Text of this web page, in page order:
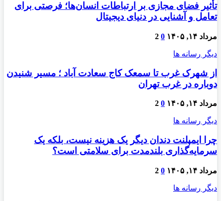
تأثیر فضای مجازی بر ارتباطات انسان‌ها؛ فرصتی برای
تعامل و آشنایی در دنیای دیجیتال
مرداد ۱۴, ۱۴۰۵ 0
2
دیگر رسانه ها
از شهرک غرب تا سمعک کاج سعادت آباد ؛ مسیر شنیدن
دوباره در غرب تهران
مرداد ۱۴, ۱۴۰۵ 0
2
دیگر رسانه ها
چرا ایمپلنت دندان دیگر یک هزینه نیست، بلکه یک
سرمایه‌گذاری بلندمدت برای سلامتی است؟
مرداد ۱۴, ۱۴۰۵ 0
2
دیگر رسانه ها